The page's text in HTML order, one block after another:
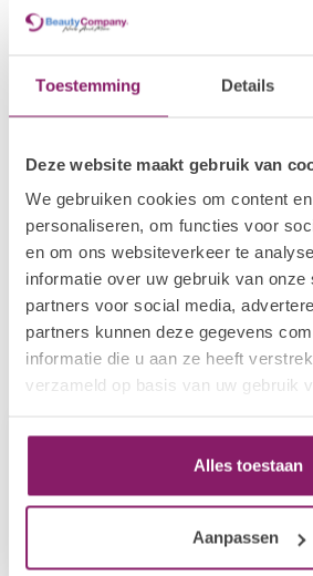
Toestemming Details
Deze website maakt gebruik van
We gebruiken cookies om content
personaliseren, om functies voor
en om ons websiteverkeer te
informatie over uw gebruik van onze
partners voor social media,
partners kunnen deze gegevens
informatie die u aan ze heeft
verzameld op basis van uw gebruik
Alles toestaan
Aanpassen
I.AM NAIL SYSTEMS
Op voorraad
POLKADOTS
16 BIAP Safou
Op voorraad
Recent bekeken